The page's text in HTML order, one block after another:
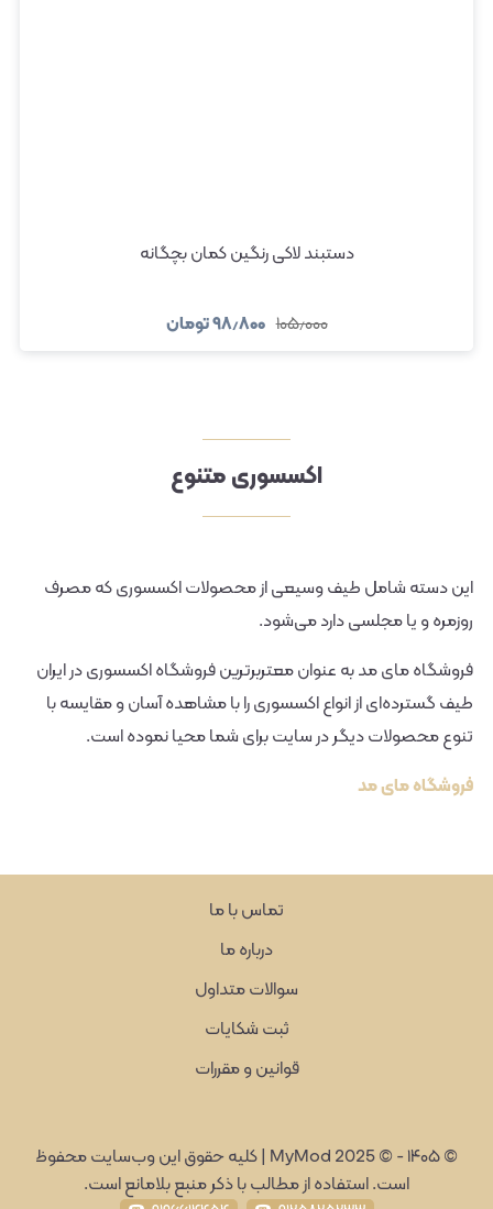
دستبند لاکی رنگین کمان بچگانه
۱۰۵٫۰۰۰ ۹۸٫۸۰۰تومان
اکسسوری متنوع
این دسته شامل طیف وسیعی از محصولات اکسسوری که مصرف
روزمره و یا مجلسی دارد می‌شود.
فروشگاه مای مد به عنوان معتربرترین فروشگاه اکسسوری در ایران
طیف گسترده‌ای از انواع اکسسوری را با مشاهده آسان و مقایسه با
تنوع محصولات دیگر در سایت برای شما محیا نموده است.
فروشگاه مای مد
تماس با ما
درباره ما
سوالات متداول
ثبت شکایات
قوانین و مقررات
©۱۴۰۵ -
© 2025 MyMod | کلیه حقوق این وب‌سایت محفوظ
است. استفاده از مطالب با ذکر منبع بلامانع است.